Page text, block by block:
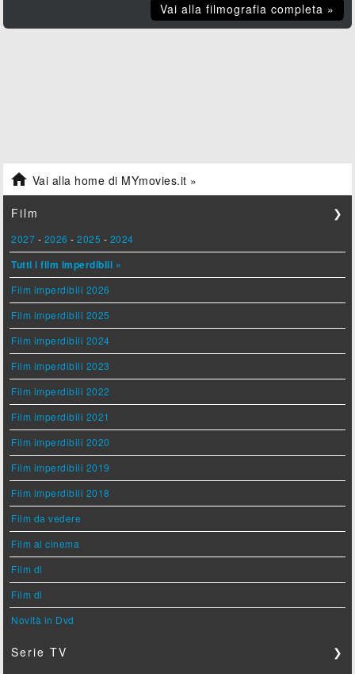
Vai alla filmografia completa »
 Vai alla home di MYmovies.it »
Film ❯
2027 - 2026 -2025 - 2024
Tutti i film imperdibili »
Film imperdibili 2026
Film imperdibili 2025
Film imperdibili 2024
Film imperdibili 2023
Film imperdibili 2022
Film imperdibili 2021
Film imperdibili 2020
Film imperdibili 2019
Film imperdibili 2018
Film da vedere
Film al cinema
Film di
Film di
Novità in Dvd
Serie TV ❯